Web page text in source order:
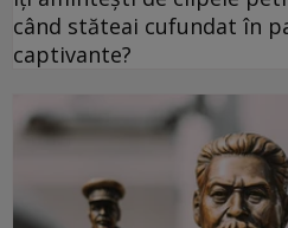
când stăteai cufundat în
captivante?